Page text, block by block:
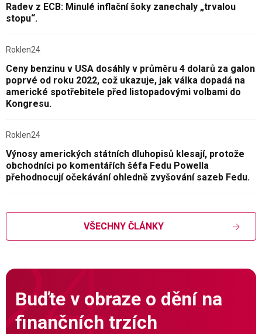
Radev z ECB: Minulé inflační šoky zanechaly „trvalou
stopu“.
Roklen24
Ceny benzinu v USA dosáhly v průměru 4 dolarů za galon
poprvé od roku 2022, což ukazuje, jak válka dopadá na
americké spotřebitele před listopadovými volbami do
Kongresu.
Roklen24
Výnosy amerických státních dluhopisů klesají, protože
obchodníci po komentářích šéfa Fedu Powella
přehodnocují očekávání ohledně zvyšování sazeb Fedu.
VŠECHNY ČLÁNKY
Buďte v obraze o dění na
finančních trzích